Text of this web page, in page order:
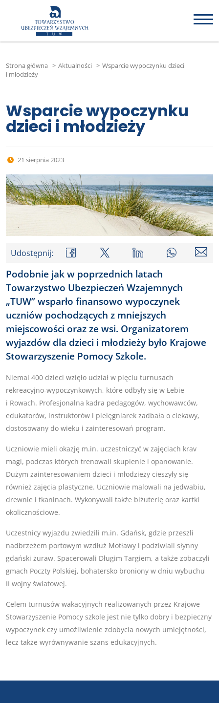
Strona główna > Aktualności > Wsparcie wypoczynku dzieci
i młodzieży
Wsparcie wypoczynku
dzieci i młodzieży
21 sierpnia 2023
Udostępnij:
Podobnie jak w poprzednich latach
Towarzystwo Ubezpieczeń Wzajemnych
„TUW” wsparło finansowo wypoczynek
uczniów pochodzących z mniejszych
miejscowości oraz ze wsi. Organizatorem
wyjazdów dla dzieci i młodzieży było Krajowe
Stowarzyszenie Pomocy Szkole.
Niemal 400 dzieci wzięło udział w pięciu turnusach
rekreacyjno-wypoczynkowych, które odbyły się w Łebie
i Rowach. Profesjonalna kadra pedagogów, wychowawców,
edukatorów, instruktorów i pielęgniarek zadbała o ciekawy,
dostosowany do wieku i zainteresowań program.
Uczniowie mieli okazję m.in. uczestniczyć w zajęciach krav
magi, podczas których trenowali skupienie i opanowanie.
Dużym zainteresowaniem dzieci i młodzieży cieszyły się
również zajęcia plastyczne. Uczniowie malowali na jedwabiu,
drewnie i tkaninach. Wykonywali także biżuterię oraz kartki
okolicznościowe.
Uczestnicy wyjazdu zwiedzili m.in. Gdańsk, gdzie przeszli
nadbrzeżem portowym wzdłuż Motławy i podziwiali słynny
gdański żuraw. Spacerowali Długim Targiem, a także zobaczyli
gmach Poczty Polskiej, bohatersko broniony w dniu wybuchu
II wojny światowej.
Celem turnusów wakacyjnych realizowanych przez Krajowe
Stowarzyszenie Pomocy szkole jest nie tylko dobry i bezpieczny
wypoczynek czy umożliwienie zdobycia nowych umiejętności,
lecz także wyrównywanie szans edukacyjnych.